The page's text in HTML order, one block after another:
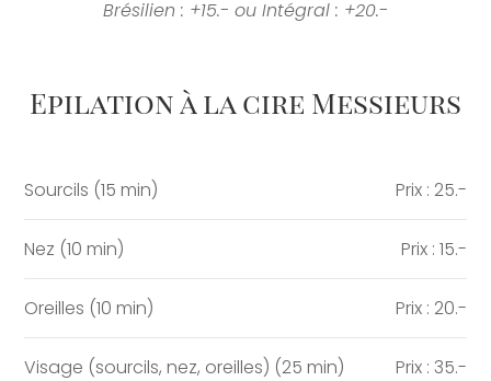
Brésilien : +15.- ou Intégral : +20.-
Epilation à la cire Messieurs
Sourcils (15 min) Prix : 25.-
Nez (10 min) Prix : 15.-
Oreilles (10 min) Prix : 20.-
Visage (sourcils, nez, oreilles) (25 min) Prix : 35.-